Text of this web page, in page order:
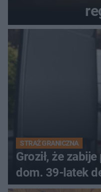
STRAŻ GRANICZNA
Groził, że
dom. 39-latek